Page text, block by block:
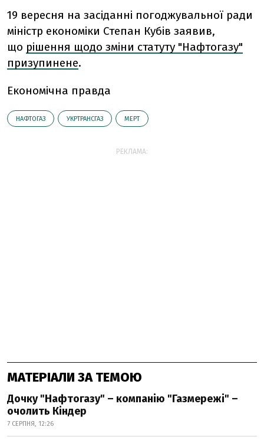
19 вересня на засіданні погоджувальної ради
міністр економіки Степан Кубів заявив,
що рішення щодо зміни статуту "Нафтогазу"
призупинене.
Економічна правда
НАФТОГАЗ УКРТРАНСГАЗ МЕРТ
РЕКЛАМА:
МАТЕРІАЛИ ЗА ТЕМОЮ
Дочку "Нафтогазу" – компанію "Газмережі" –
очолить Кіндер
7 СЕРПНЯ, 12:26